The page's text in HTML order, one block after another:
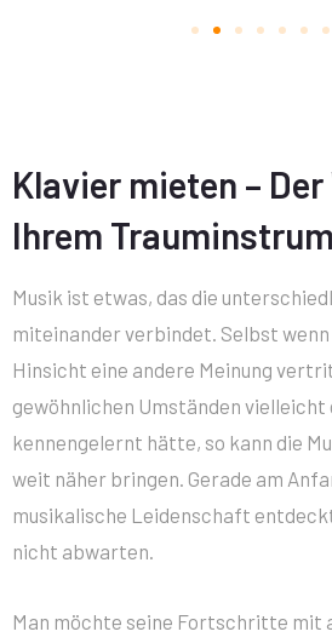
Klavier mieten – Der
Ihrem
Musik ist etwas, das die
miteinander verbindet. Selbst
Hinsicht eine andere Meinung
gewöhnlichen Umständen
kennengelernt hätte, so kann die
weit näher bringen. Gerade am
musikalische Leidenschaft
nicht abwarten.
Man möchte seine Fortschritte mit